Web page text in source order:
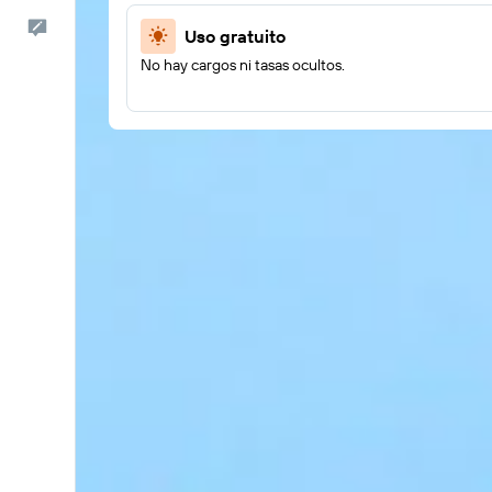
Comentarios Uso gratuito
No hay cargos ni tasas ocultos.